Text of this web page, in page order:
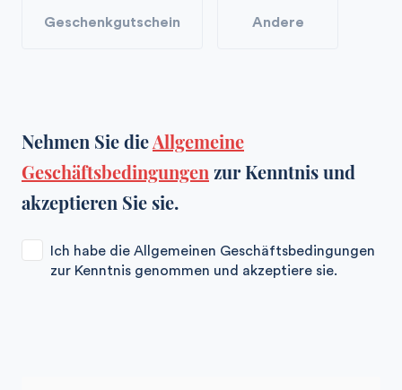
Geschenkgutschein Andere
Nehmen Sie dieAllgemeine
Geschäftsbedingungen zur Kenntnis und
akzeptieren Sie sie.
Ich habe die Allgemeinen Geschäftsbedingungen
zur Kenntnis genommen und akzeptiere sie.